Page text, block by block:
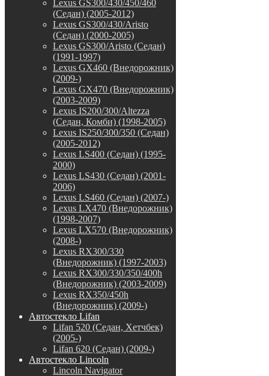
Lexus GS300/430/450/460
(Седан) (2005-2012)
Lexus GS300/430/Aristo
(Седан) (2000-2005)
Lexus GS300/Aristo (Седан)
(1991-1997)
Lexus GX460 (Внедорожник)
(2009-)
Lexus GX470 (Внедорожник)
(2003-2009)
Lexus IS200/300/Altezza
(Седан, Комби) (1998-2005)
Lexus IS250/300/350 (Седан)
(2005-2012)
Lexus LS400 (Седан) (1995-
2000)
Lexus LS430 (Седан) (2001-
2006)
Lexus LS460 (Седан) (2007-)
Lexus LX470 (Внедорожник)
(1998-2007)
Lexus LX570 (Внедорожник)
(2008-)
Lexus RX300/330
(Внедорожник) (1997-2003)
Lexus RX300/330/350/400h
(Внедорожник) (2003-2009)
Lexus RX350/450h
(Внедорожник) (2009-)
Автостекло Lifan
Lifan 520 (Седан, Хетчбек)
(2005-)
Lifan 620 (Седан) (2009-)
Автостекло Lincoln
Lincoln Navigator